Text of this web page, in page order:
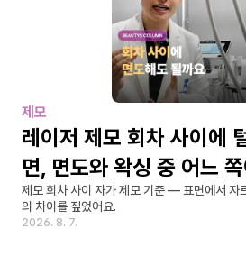
제모
레이저 제모 회차 사이에
면, 면도와 왁싱 중 어느
제모 회차 사이 자가 제모 기준 — 표면에서 자
의 차이를 짚었어요.
2026. 8. 7.